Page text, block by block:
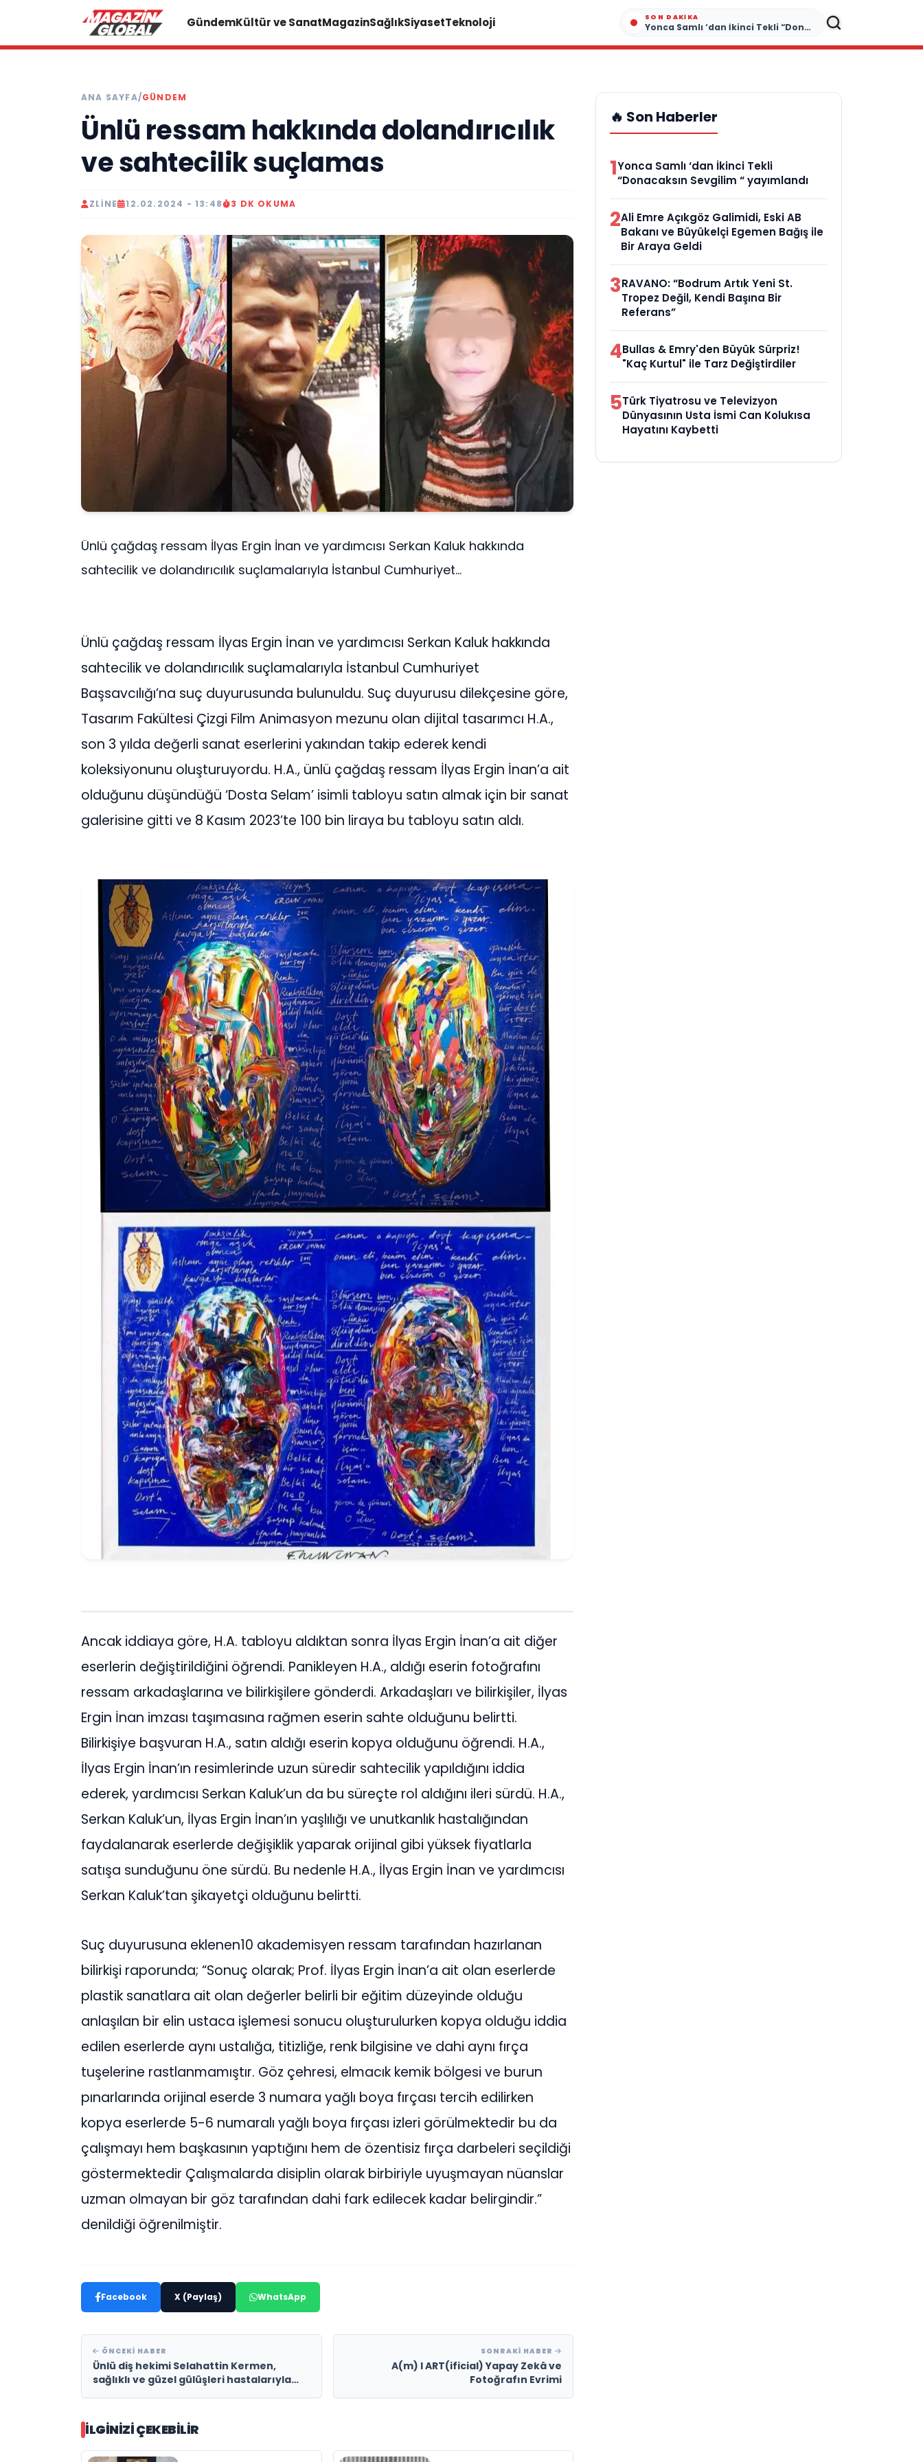
GündemKültür ve SanatMagazinSağlıkSiyasetTeknoloji SON DAKIKA
Yonca Samlı ‘dan İkinci Tekli “Donacaksın Sevgilim “ yayımlandı
ANA SAYFA/GÜNDEM
Ünlü ressam hakkında dolandırıcılık
ve sahtecilik suçlamas
ZLINE 12.02.2024 - 13:48 3 DK OKUMA
Ünlü çağdaş ressam İlyas Ergin İnan ve yardımcısı Serkan Kaluk hakkında
sahtecilik ve dolandırıcılık suçlamalarıyla İstanbul Cumhuriyet...
Ünlü çağdaş ressam İlyas Ergin İnan ve yardımcısı Serkan Kaluk hakkında
sahtecilik ve dolandırıcılık suçlamalarıyla İstanbul Cumhuriyet
Başsavcılığı’na suç duyurusunda bulunuldu. Suç duyurusu dilekçesine göre,
Tasarım Fakültesi Çizgi Film Animasyon mezunu olan dijital tasarımcı H.A.,
son 3 yılda değerli sanat eserlerini yakından takip ederek kendi
koleksiyonunu oluşturuyordu. H.A., ünlü çağdaş ressam İlyas Ergin İnan’a ait
olduğunu düşündüğü ‘Dosta Selam’ isimli tabloyu satın almak için bir sanat
galerisine gitti ve 8 Kasım 2023’te 100 bin liraya bu tabloyu satın aldı.
Ancak iddiaya göre, H.A. tabloyu aldıktan sonra İlyas Ergin İnan’a ait diğer
eserlerin değiştirildiğini öğrendi. Panikleyen H.A., aldığı eserin fotoğrafını
ressam arkadaşlarına ve bilirkişilere gönderdi. Arkadaşları ve bilirkişiler, İlyas
Ergin İnan imzası taşımasına rağmen eserin sahte olduğunu belirtti.
Bilirkişiye başvuran H.A., satın aldığı eserin kopya olduğunu öğrendi. H.A.,
İlyas Ergin İnan’ın resimlerinde uzun süredir sahtecilik yapıldığını iddia
ederek, yardımcısı Serkan Kaluk’un da bu süreçte rol aldığını ileri sürdü. H.A.,
Serkan Kaluk’un, İlyas Ergin İnan’ın yaşlılığı ve unutkanlık hastalığından
faydalanarak eserlerde değişiklik yaparak orijinal gibi yüksek fiyatlarla
satışa sunduğunu öne sürdü. Bu nedenle H.A., İlyas Ergin İnan ve yardımcısı
Serkan Kaluk’tan şikayetçi olduğunu belirtti.
Suç duyurusuna eklenen10 akademisyen ressam tarafından hazırlanan
bilirkişi raporunda; “Sonuç olarak; Prof. İlyas Ergin İnan’a ait olan eserlerde
plastik sanatlara ait olan değerler belirli bir eğitim düzeyinde olduğu
anlaşılan bir elin ustaca işlemesi sonucu oluşturulurken kopya olduğu iddia
edilen eserlerde aynı ustalığa, titizliğe, renk bilgisine ve dahi aynı fırça
tuşelerine rastlanmamıştır. Göz çehresi, elmacık kemik bölgesi ve burun
pınarlarında orijinal eserde 3 numara yağlı boya fırçası tercih edilirken
kopya eserlerde 5-6 numaralı yağlı boya fırçası izleri görülmektedir bu da
çalışmayı hem başkasının yaptığını hem de özentisiz fırça darbeleri seçildiği
göstermektedir Çalışmalarda disiplin olarak birbiriyle uyuşmayan nüanslar
uzman olmayan bir göz tarafından dahi fark edilecek kadar belirgindir.”
denildiği öğrenilmiştir.
Facebook X (Paylaş) WhatsApp
ÖNCEKI HABER
Ünlü diş hekimi Selahattin Kermen,
sağlıklı ve güzel gülüşleri hastalarıyla
SONRAKI HABER
A(m) I ART(ificial) Yapay Zekâ ve
Fotoğrafın Evrimi
İLGINIZI ÇEKEBILIR
🔥 Son Haberler
1Yonca Samlı ‘dan İkinci Tekli
“Donacaksın Sevgilim “ yayımlandı
2Ali Emre Açıkgöz Galimidi, Eski AB
Bakanı ve Büyükelçi Egemen Bağış ile
Bir Araya Geldi
3RAVANO: “Bodrum Artık Yeni St.
Tropez Değil, Kendi Başına Bir
Referans”
4Bullas & Emry'den Büyük Sürpriz!
"Kaç Kurtul" ile Tarz Değiştirdiler
5Türk Tiyatrosu ve Televizyon
Dünyasının Usta İsmi Can Kolukısa
Hayatını Kaybetti